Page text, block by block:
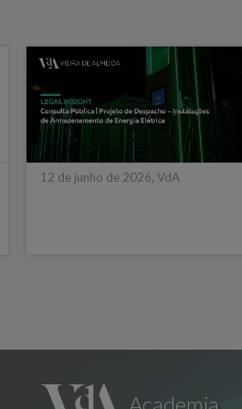
12 de junho de 2026, VdA